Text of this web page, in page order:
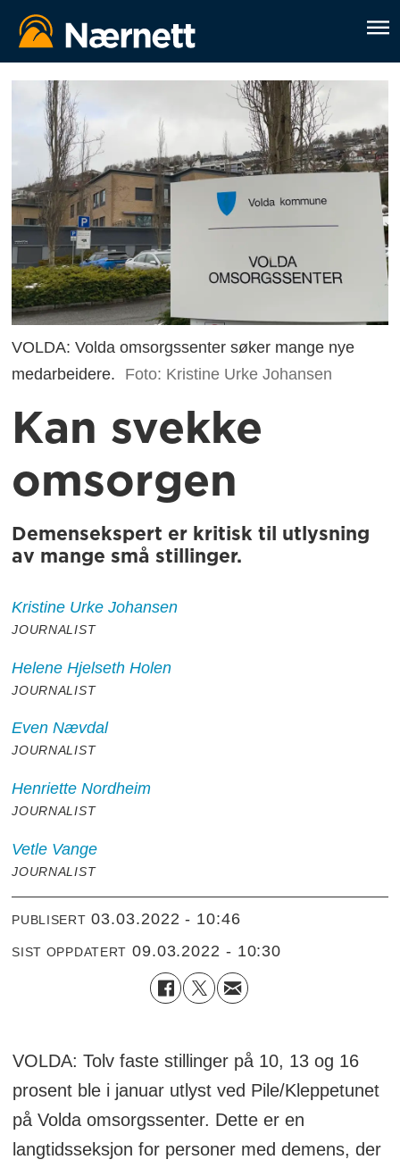
VOLDA: Volda omsorgssenter søker mange nye
medarbeidere.
Foto: Kristine Urke Johansen
Kan svekke
omsorgen
Demensekspert er kritisk til utlysning
av mange små stillinger.
Kristine Urke Johansen
JOURNALIST
Helene Hjelseth Holen
JOURNALIST
Even Nævdal
JOURNALIST
Henriette Nordheim
JOURNALIST
Vetle Vange
JOURNALIST
PUBLISERT 03.03.2022 - 10:46
SIST OPPDATERT 09.03.2022 - 10:30
VOLDA: Tolv faste stillinger på 10, 13 og 16
prosent ble i januar utlyst ved Pile/Kleppetunet
på Volda omsorgssenter. Dette er en
langtidsseksjon for personer med demens, der